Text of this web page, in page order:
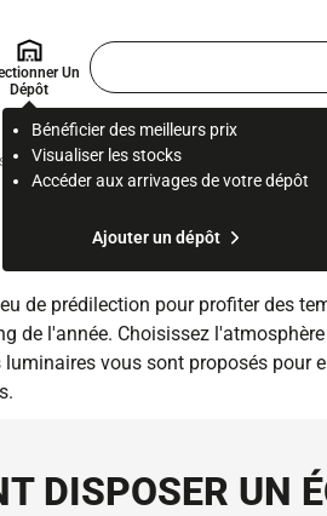
Brico Dépôt
Un
Dépôt
Bénéficier des meilleurs prix
Visualiser les stocks
Accéder aux arrivages de votre dépôt
Ajouter un dépôt
Rechercher
un
ou
une
page
renovation Comment bien eclairer une terrasse
de prédilection pour profiter des
de l'année. Choisissez
vous sont proposés pour
DISPOSER UN